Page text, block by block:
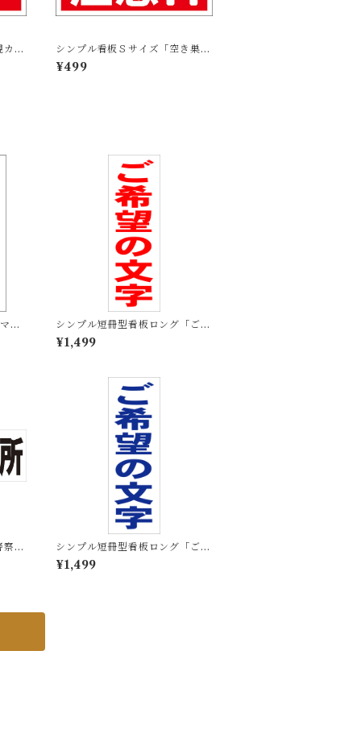
カメ
シンプル看板Ｓサイズ「空き巣注
意！！」屋外可【防犯・防災】
¥499
ー
シンプル短冊型看板ロング「ご希
望の文字（赤）」【オリジナル・
オーダー】屋外可
¥1,499
察官
シンプル短冊型看板ロング「ご希
望の文字（青）」【オリジナル・
オーダー】屋外可
¥1,499